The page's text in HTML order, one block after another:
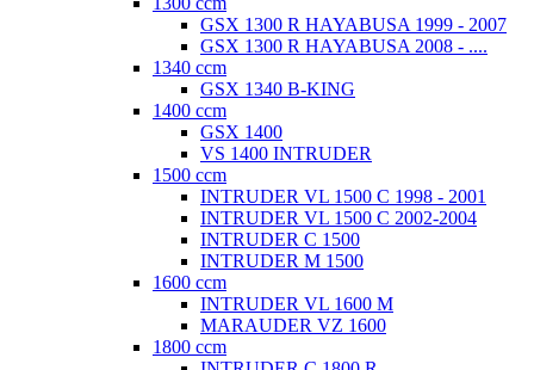
GSX 1300 R HAYABUSA 1999 - 2007
GSX 1300 R HAYABUSA 2008 - ....
1340 ccm
GSX 1340 B-KING
1400 ccm
GSX 1400
VS 1400 INTRUDER
1500 ccm
INTRUDER VL 1500 C 1998 - 2001
INTRUDER VL 1500 C 2002-2004
INTRUDER C 1500
INTRUDER M 1500
1600 ccm
INTRUDER VL 1600 M
MARAUDER VZ 1600
1800 ccm